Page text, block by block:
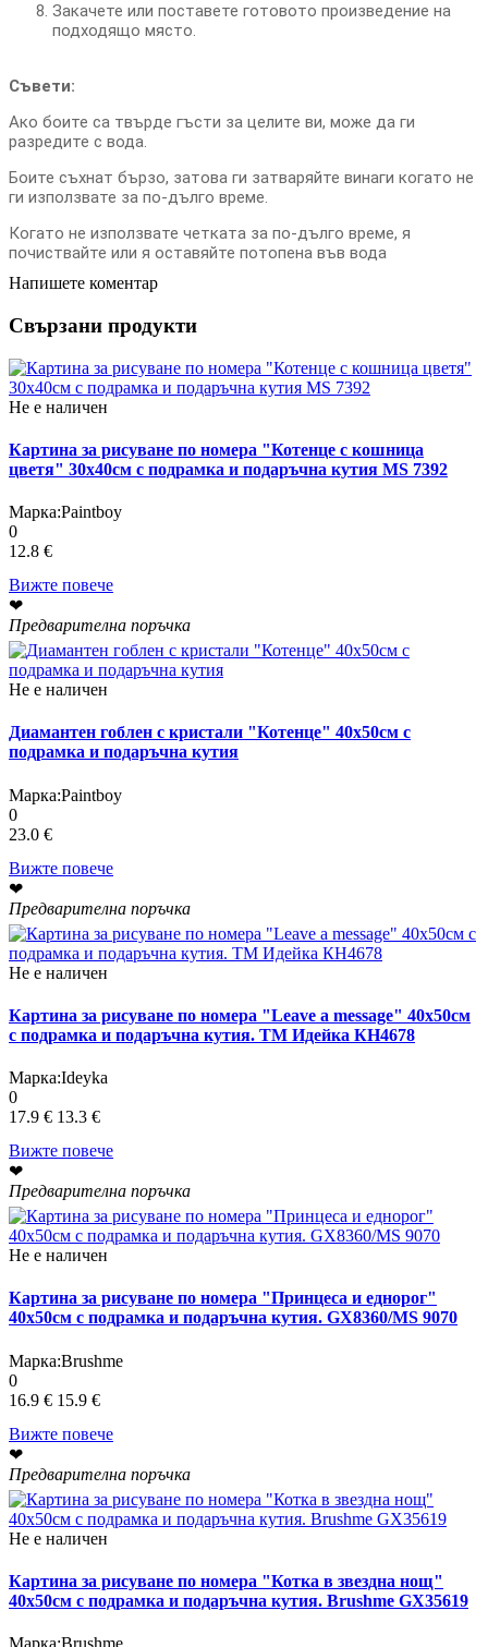
Закачете или поставете готовото произведение на
подходящо място.
Съвети:
Ако боите са твърде гъсти за целите ви, може да ги
разредите с вода.
Боите съхнат бързо, затова ги затваряйте винаги когато не
ги използвате за по-дълго време.
Когато не използвате четката за по-дълго време, я
почиствайте или я оставяйте потопена във вода
Напишете коментар
Свързани продукти
Не е наличен
Картина за рисуване по номера "Котенце с кошница
цветя" 30х40см с подрамка и подаръчна кутия MS 7392
Марка:Paintboy
0
12.8 €
Вижте повече
❤
Предварителна поръчка
Не е наличен
Диамантен гоблен с кристали "Котенце" 40х50см с
подрамка и подаръчна кутия
Марка:Paintboy
0
23.0 €
Вижте повече
❤
Предварителна поръчка
Не е наличен
Картина за рисуване по номера "Leave a message" 40х50см
с подрамка и подаръчна кутия. TM Идейка КН4678
Марка:Ideyka
0
17.9 € 13.3 €
Вижте повече
❤
Предварителна поръчка
Не е наличен
Картина за рисуване по номера "Принцеса и еднорог"
40х50см с подрамка и подаръчна кутия. GX8360/MS 9070
Марка:Brushme
0
16.9 € 15.9 €
Вижте повече
❤
Предварителна поръчка
Не е наличен
Картина за рисуване по номера "Котка в звездна нощ"
40х50см с подрамка и подаръчна кутия. Brushme GX35619